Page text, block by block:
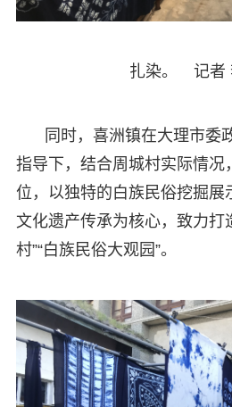
扎染。 记者
同时，喜洲镇在大理市委
指导下，结合周城村实际情况
位，以独特的白族民俗挖掘展
文化遗产传承为核心，致力打
村”“白族民俗大观园”。